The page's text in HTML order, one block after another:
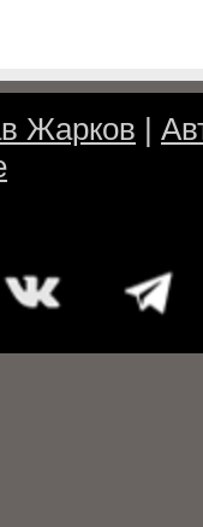
Жарков |